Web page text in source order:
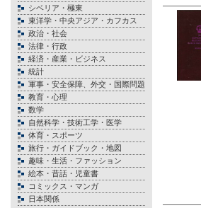
シベリア・極東
東洋学・中央アジア・カフカス
政治・社会
法律・行政
経済・産業・ビジネス
統計
軍事・安全保障、外交・国際問題
教育・心理
数学
自然科学・技術工学・医学
体育・スポーツ
旅行・ガイドブック・地図
趣味・生活・ファッション
絵本・昔話・児童書
コミックス・マンガ
日本関係